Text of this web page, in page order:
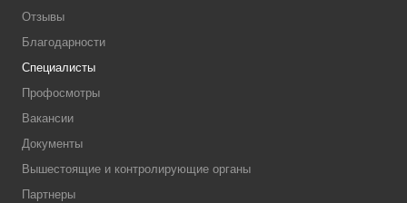
Отзывы
Благодарности
Специалисты
Профосмотры
Вакансии
Документы
Вышестоящие и контролирующие органы
Партнеры